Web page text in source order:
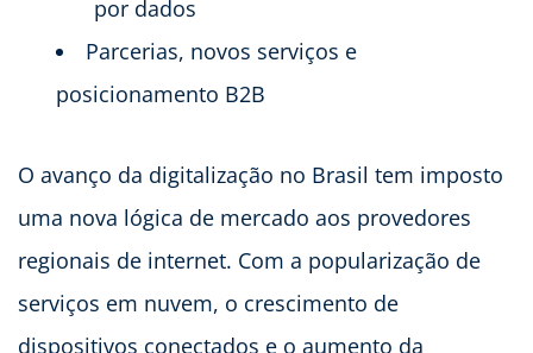
por dados
Parcerias, novos serviços e
posicionamento B2B
O avanço da digitalização no Brasil tem imposto
uma nova lógica de mercado aos provedores
regionais de internet. Com a popularização de
serviços em nuvem, o crescimento de
dispositivos conectados e o aumento da